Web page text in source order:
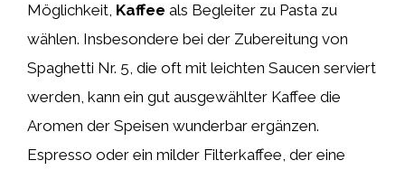
Möglichkeit, Kaffee als Begleiter zu Pasta zu
wählen. Insbesondere bei der Zubereitung von
Spaghetti Nr. 5, die oft mit leichten Saucen serviert
werden, kann ein gut ausgewählter Kaffee die
Aromen der Speisen wunderbar ergänzen.
Espresso oder ein milder Filterkaffee, der eine